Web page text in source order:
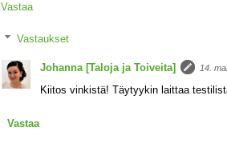
Vastaa
Vastaukset
Johanna [Taloja ja Toiveita] 14.
Kiitos vinkistä! Täytyykin laittaa
Vastaa